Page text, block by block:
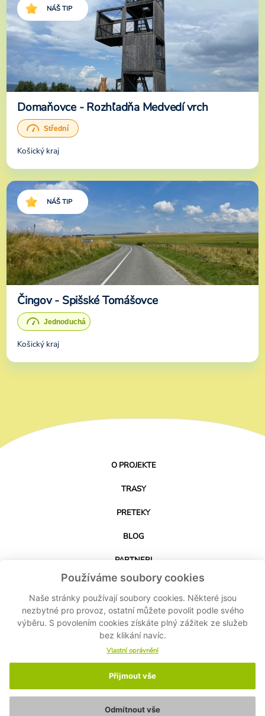
Používáme soubory cookies
Naše stránky používají soubory cookies. Některé jsou
nezbytné pro provoz, ostatní můžete povolit podle svého
výběru. S povolením cookies získáte plný zážitek ze služeb
bez klikání navíc.
Vlastní oprávnění
Přijmout vše
Odmítnout vše
NÁŠ TIP
Domaňovce - Rozhľadňa Medvedí vrch
Košický kraj
NÁŠ TIP
Čingov - Spišské Tomášovce
Košický kraj
O PROJEKTE
TRASY
PRETEKY
BLOG
PARTNERI
KONTAKT
STIAHNUŤ APLIKÁCIU
© 2024-2026 Cyklo Kubík - Všetky práva vyhradené MASPEX Slovakia sro -
Nastavenie cookies-Ochrana osobných údajov -Zásady ochrany osobných